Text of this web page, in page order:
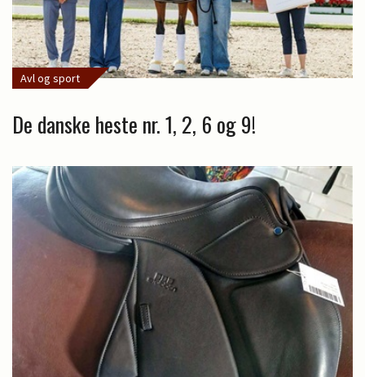
Avl og sport
De danske heste nr. 1, 2, 6 og 9!